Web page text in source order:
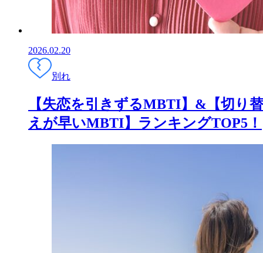
2026.02.20
別れ
【失恋を引きずるMBTI】&【切り替
えが早いMBTI】ランキングTOP5！